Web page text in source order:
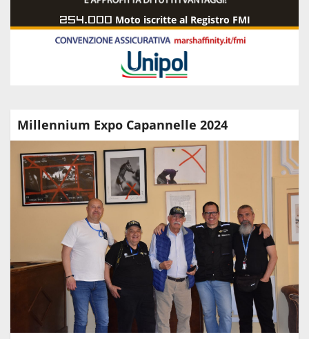
254.000 Moto iscritte al Registro FMI
Millennium Expo Capannelle 2024